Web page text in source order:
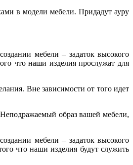
в модели мебели. Придадут ауру
мебели – задаток высокого
что наши изделия прослужат для
Вне зависимости от того идет
образ вашей мебели,
мебели – задаток высокого
что наши изделия будут служить